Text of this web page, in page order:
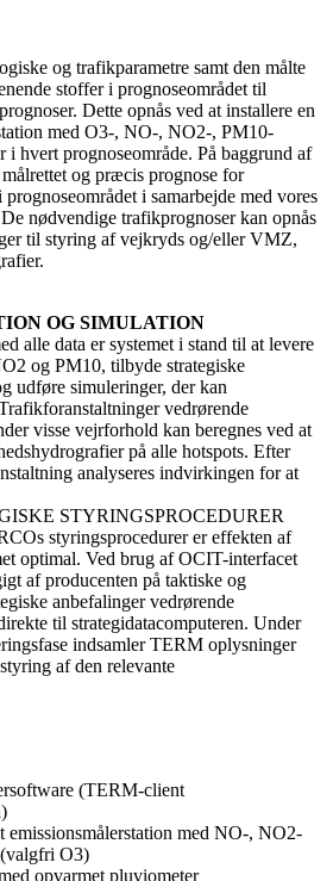
og trafikparametre samt den målte
stoffer i prognoseområdet til
Dette opnås ved at installere en
med O3-, NO-, NO2-, PM10-
i hvert prognoseområde. På baggrund af
og præcis prognose for
i samarbejde med vores
nødvendige trafikprognoser kan opnås
til styring af vejkryds og/eller VMZ,
OG SIMULATION
alle data er systemet i stand til at levere
og PM10, tilbyde strategiske
udføre simuleringer, der kan
vedrørende
visse vejrforhold kan beregnes ved at
på alle hotspots. Efter
analyseres indvirkingen for at
STYRINGSPROCEDURER
styringsprocedurer er effekten af
optimal. Ved brug af OCIT-interfacet
af producenten på taktiske og
anbefalinger vedrørende
til strategidatacomputeren. Under
indsamler TERM oplysninger
af den relevante
(TERM-client
med NO-, NO2-
O3)
opvarmet pluviometer